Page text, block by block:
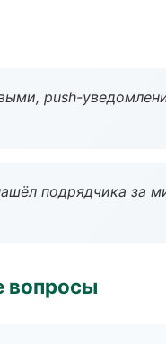
push-
подрядчика за
вопросы